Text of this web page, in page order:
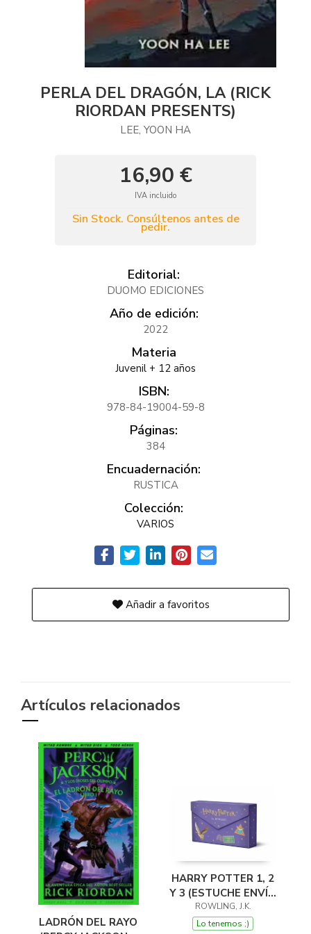
PERLA DEL DRAGÓN, LA (RICK
RIORDAN PRESENTS)
LEE, YOON HA
16,90 €
IVA incluido
Sin Stock. Consúltenos antes de
pedir.
Editorial:
DUOMO EDICIONES
Año de edición:
2022
Materia
Juvenil + 12 años
ISBN:
978-84-19004-59-8
Páginas:
384
Encuadernación:
RUSTICA
Colección:
VARIOS
Añadir a favoritos
Artículos relacionados
LADRÓN DEL RAYO
HARRY POTTER 1, 2
Y 3 (ESTUCHE ENVÍO
ESPECIAL - CORREO
POR LECHUZA)
ROWLING, J.K.
Lo tenemos ;)